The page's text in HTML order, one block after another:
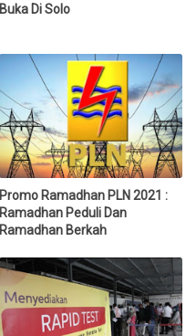
Buka Di Solo
Promo Ramadhan PLN 2021 :
Ramadhan Peduli Dan
Ramadhan Berkah